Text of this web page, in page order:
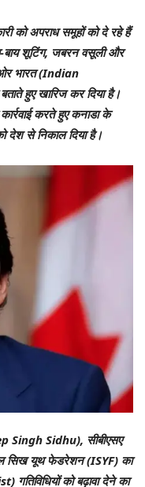
को अपराध समूहों को दे रहे हैं
बाय शूटिंग, जबरन वसूली और
ओर भारत (Indian
हुए खारिज कर दिया है।
करते हुए कनाडा के
देश से निकाल दिया है।
Singh Sidhu), सीबीएसए
सिख यूथ फेडरेशन (ISYF) का
को बढ़ावा देने का